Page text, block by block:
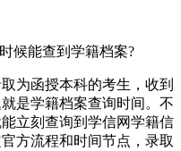
为函授本科的考生，收到
是学籍档案查询时间。不
立刻查询到学信网学籍信
方流程和时间节点，录取